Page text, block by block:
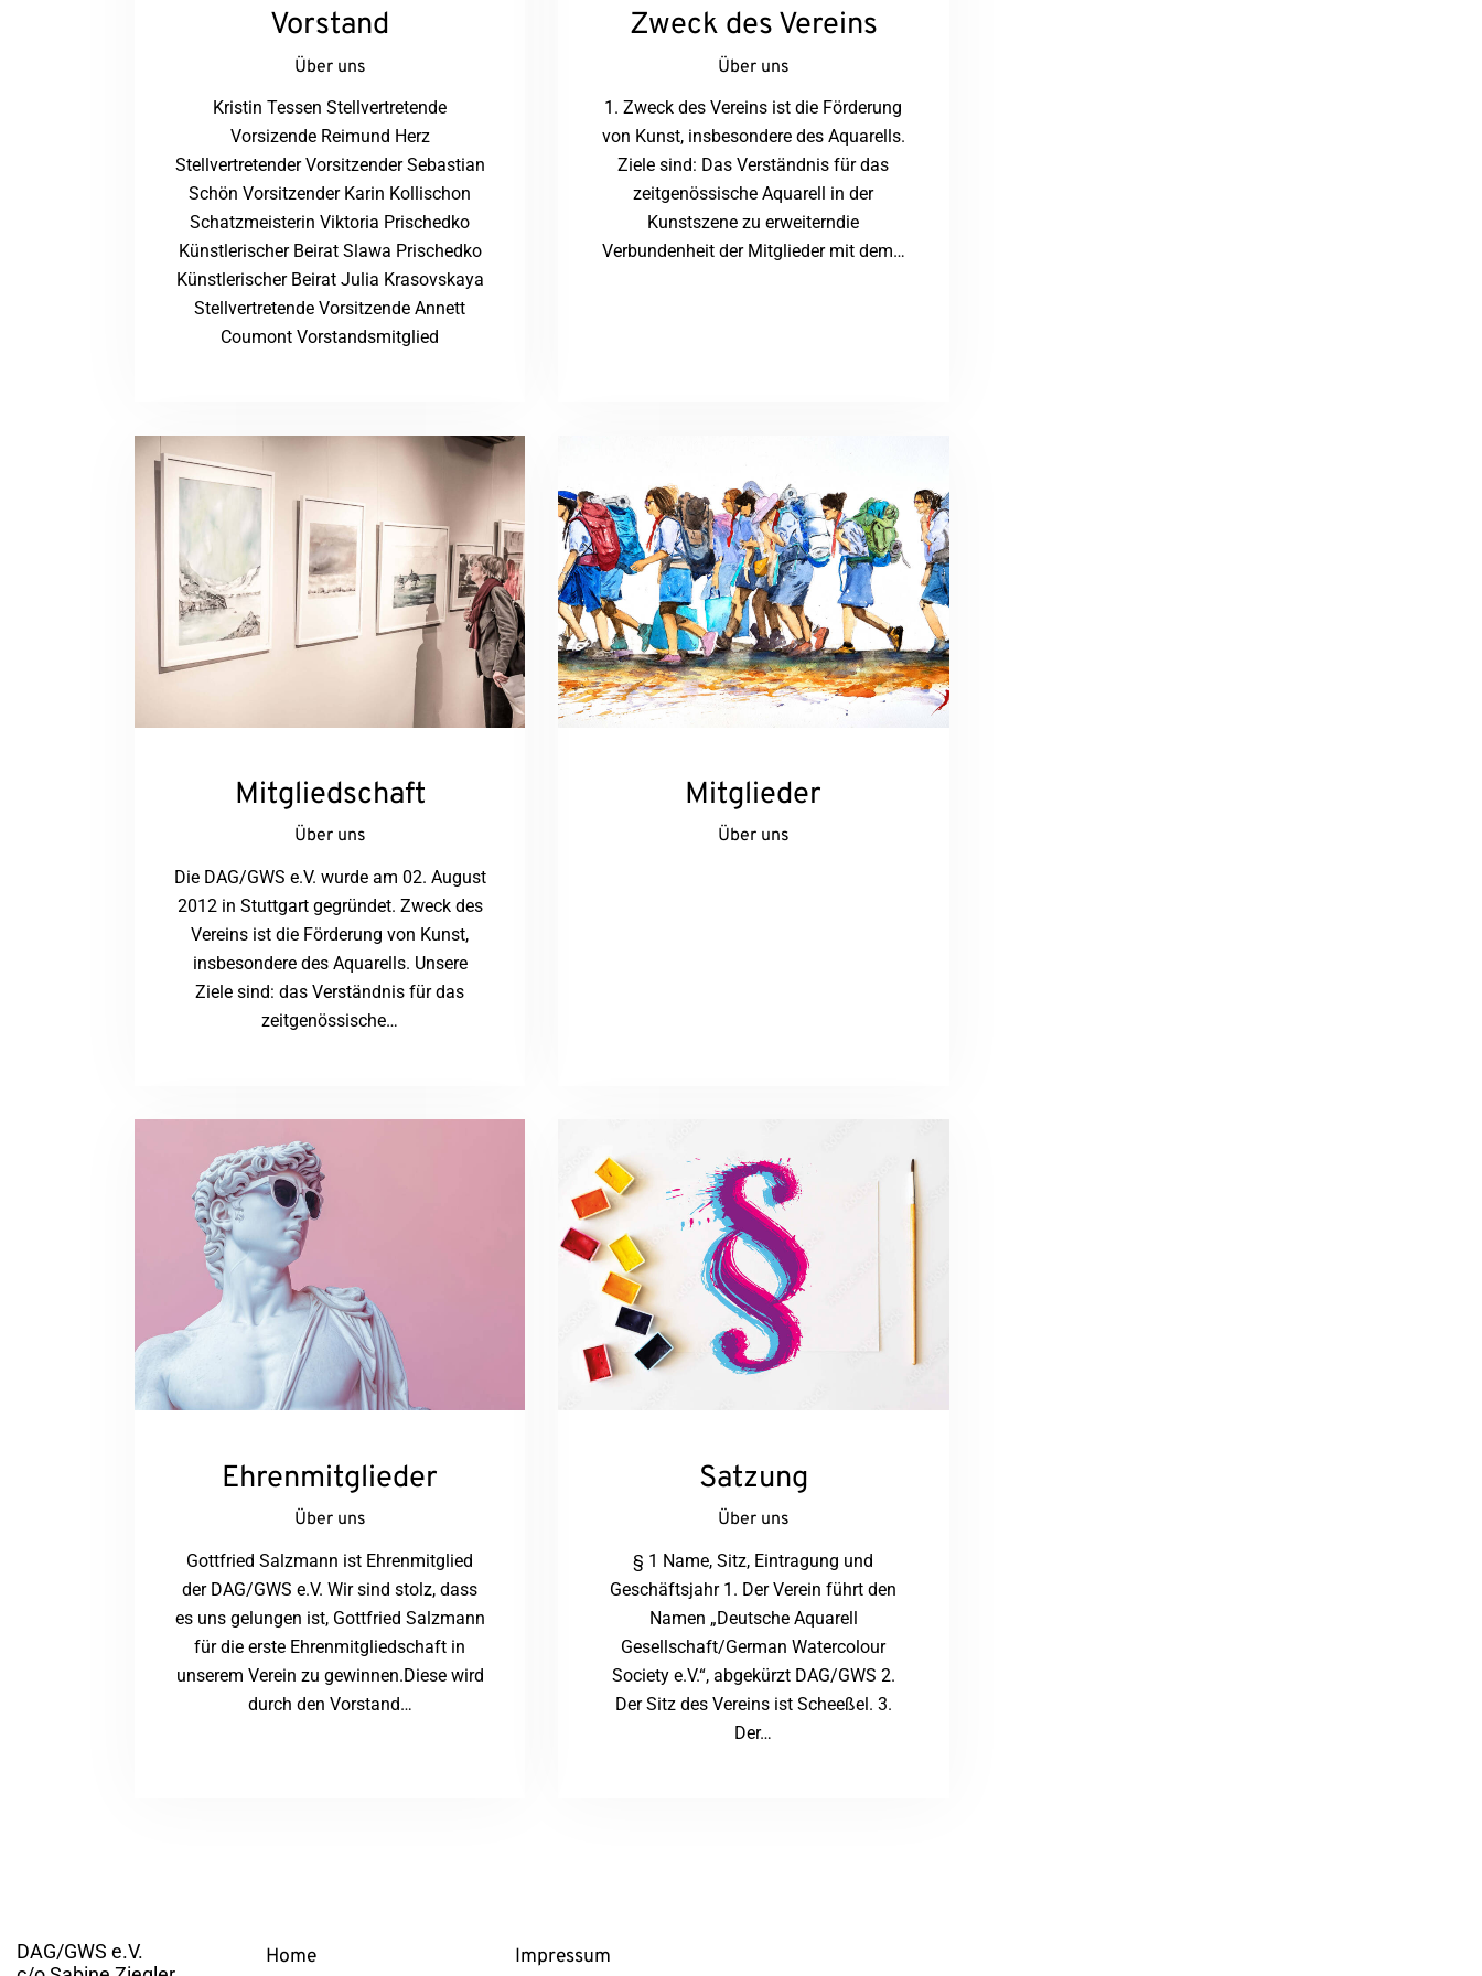
Vorstand
Über uns
Kristin Tessen Stellvertretende
Vorsizende Reimund Herz
Stellvertretender Vorsitzender Sebastian
Schön Vorsitzender Karin Kollischon
Schatzmeisterin Viktoria Prischedko
Künstlerischer Beirat Slawa Prischedko
Künstlerischer Beirat Julia Krasovskaya
Stellvertretende Vorsitzende Annett
Coumont Vorstandsmitglied
Zweck des Vereins
Über uns
1. Zweck des Vereins ist die Förderung
von Kunst, insbesondere des Aquarells.
Ziele sind: Das Verständnis für das
zeitgenössische Aquarell in der
Kunstszene zu erweiterndie
Verbundenheit der Mitglieder mit dem…
Mitgliedschaft
Über uns
Die DAG/GWS e.V. wurde am 02. August
2012 in Stuttgart gegründet. Zweck des
Vereins ist die Förderung von Kunst,
insbesondere des Aquarells. Unsere
Ziele sind: das Verständnis für das
zeitgenössische…
Mitglieder
Über uns
Ehrenmitglieder
Über uns
Gottfried Salzmann ist Ehrenmitglied
der DAG/GWS e.V. Wir sind stolz, dass
es uns gelungen ist, Gottfried Salzmann
für die erste Ehrenmitgliedschaft in
unserem Verein zu gewinnen.Diese wird
durch den Vorstand…
Satzung
Über uns
§ 1 Name, Sitz, Eintragung und
Geschäftsjahr 1. Der Verein führt den
Namen „Deutsche Aquarell
Gesellschaft/German Watercolour
Society e.V.“, abgekürzt DAG/GWS 2.
Der Sitz des Vereins ist Scheeßel. 3.
Der…
DAG/GWS e.V.
Home
Impressum